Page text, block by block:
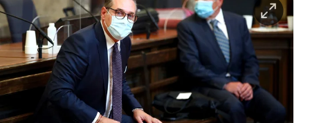
berlin
nord
wahrheit